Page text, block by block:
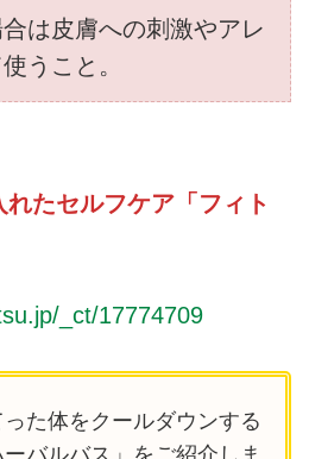
は皮膚への刺激やアレ
うこと。
たセルフケア「フィト
_ct/17774709
た体をクールダウンする
ーバルバス」をご紹介しま